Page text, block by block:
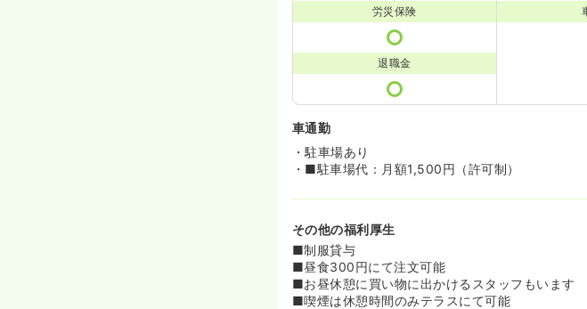
労災保険
退職金
車通勤
・駐車場あり
・■駐車場代：月額1,500円（許可制）
その他の福利厚生
■制服貸与
■昼食300円にて注文可能
■お昼休憩に買い物に出かけるスタッフもいます
■喫煙は休憩時間のみテラスにて可能